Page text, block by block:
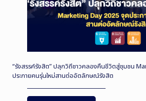
“รังสรรค์รังสิต” ปลุกวิถีชาวคลองคืนชีวิตสู่ชุมชน
ประกายคนรุ่นใหม่สานต่ออัตลักษณ์รังสิต